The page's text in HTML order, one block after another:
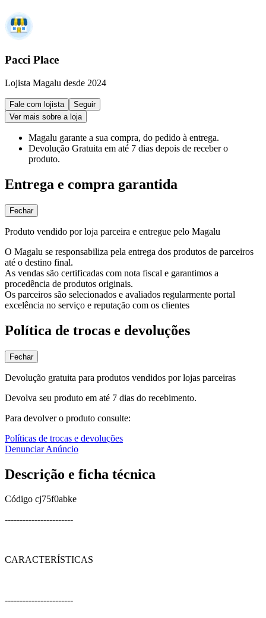
Pacci Place
Lojista Magalu desde 2024
Fale com lojista
Seguir
Ver mais sobre a loja
Magalu garante a sua compra, do pedido à entrega.
Devolução Gratuita em até 7 dias depois de receber o
produto.
Entrega e compra garantida
Fechar
Produto vendido por loja parceira e entregue pelo Magalu
O Magalu se responsabiliza pela entrega dos produtos de parceiros
até o destino final.
As vendas são certificadas com nota fiscal e garantimos a
procedência de produtos originais.
Os parceiros são selecionados e avaliados regularmente portal
excelência no serviço e reputação com os clientes
Política de trocas e devoluções
Fechar
Devolução gratuita para produtos vendidos por lojas parceiras
Devolva seu produto em até 7 dias do recebimento.
Para devolver o produto consulte:
Políticas de trocas e devoluções
Denunciar Anúncio
Descrição e ficha técnica
Código cj75f0abke
-----------------------
CARACTERÍSTICAS
-----------------------